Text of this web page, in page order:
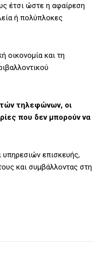
έτσι ώστε η αφαίρεση
ή πολύπλοκες
οικονομία και τη
τηλεφώνων, οι
που δεν μπορούν να
υπηρεσιών επισκευής,
και συμβάλλοντας στη